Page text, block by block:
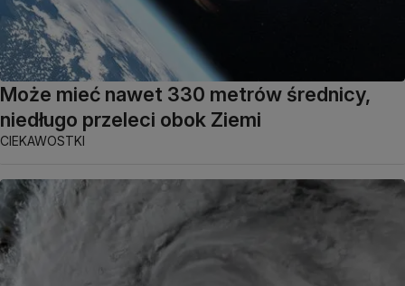
Może mieć nawet 330 metrów średnicy,
niedługo przeleci obok Ziemi
CIEKAWOSTKI